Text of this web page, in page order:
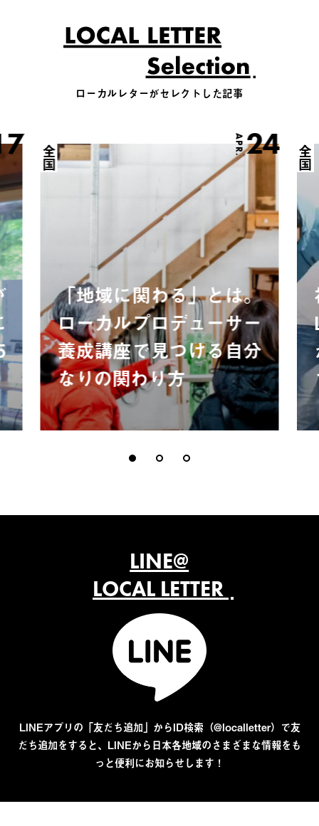
ローカルレターがセレクトした記事
APR.24
全国
「地域に関わる」とは。
ローカルプロデューサー
養成講座で見つける自分
なりの関わり方
全国
LINE@
LOCAL LETTER
LINEアプリの「友だち追加」からID検索（@localletter）で友
だち追加をすると、LINEから日本各地域のさまざまな情報をも
っと便利にお知らせします！